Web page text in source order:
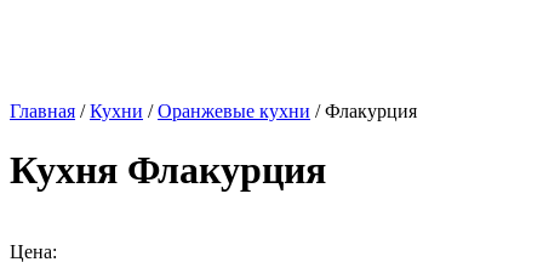
Главная /Кухни /Оранжевые кухни / Флакурция
Кухня Флакурция
Цена: